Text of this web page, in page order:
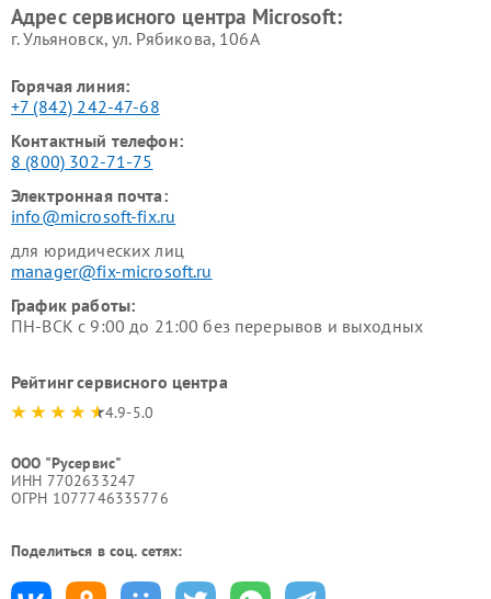
Адрес сервисного центра Microsoft:
г. Ульяновск, ул. Рябикова, 106А
Горячая линия:
+7 (842) 242-47-68
Контактный телефон:
8 (800) 302-71-75
Электронная почта:
info@microsoft-fix.ru
для юридических лиц
manager@fix-microsoft.ru
График работы:
ПН-ВСК с 9:00 до 21:00 без перерывов и выходных
Рейтинг сервисного центра
4.9-5.0
ООО "Русервис"
ИНН 7702633247
ОГРН 1077746335776
Поделиться в соц. сетях: